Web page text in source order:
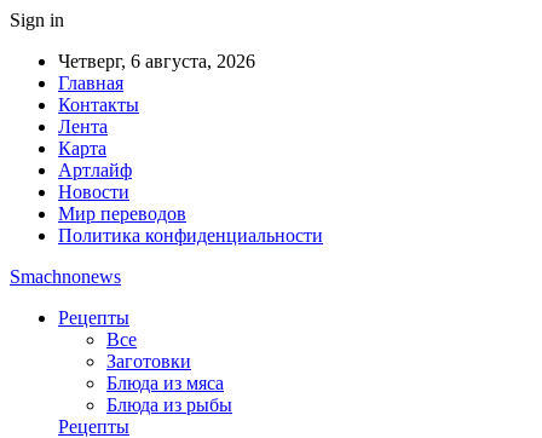
Sign in
Четверг, 6 августа, 2026
Главная
Контакты
Лента
Карта
Артлайф
Новости
Мир переводов
Политика конфиденциальности
Smachnonews
Рецепты
Все
Заготовки
Блюда из мяса
Блюда из рыбы
Рецепты